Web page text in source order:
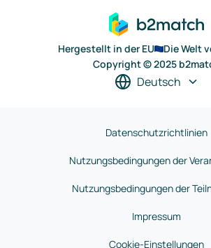
Hergestellt in der EU
Die Welt
Copyright © 2025
Deutsch
Datenschutzrichtlinien
Nutzungsbedingungen der
Nutzungsbedingungen der
Impressum
Cookie-Einstellungen